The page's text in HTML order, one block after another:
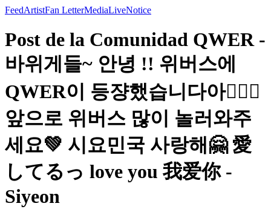
FeedArtistFan LetterMediaLiveNotice
Post de la Comunidad QWER -
바위게들~ 안녕 !! 위버스에
QWER이 등쟝했습니다아💁🏻‍♀️
앞으로 위버스 많이 놀러와주
세요💚 시요민국 사랑해🤗 愛
してるっ love you 我爱你 -
Siyeon